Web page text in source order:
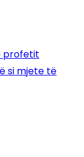
profetit
si mjete të